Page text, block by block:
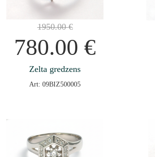
1950.00€
780.00€
Zelta gredzens
Art: 09BIZ500005